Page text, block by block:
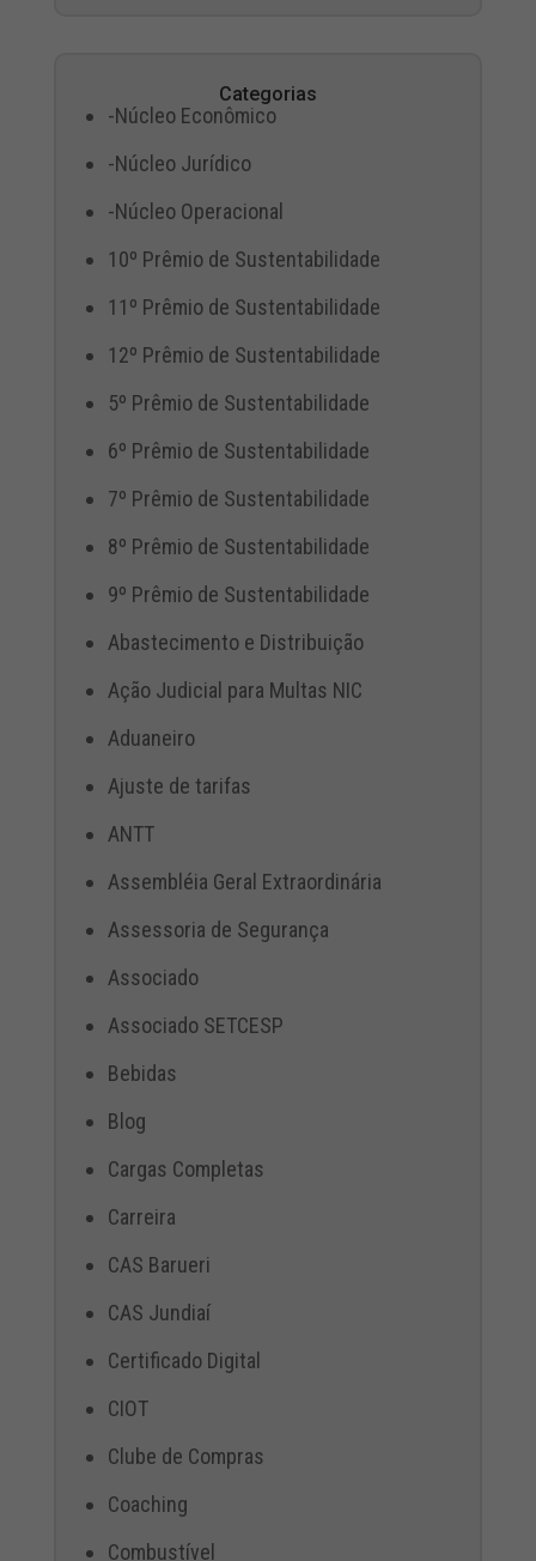
Categorias
-Núcleo Econômico
-Núcleo Jurídico
-Núcleo Operacional
10º Prêmio de Sustentabilidade
11º Prêmio de Sustentabilidade
12º Prêmio de Sustentabilidade
5º Prêmio de Sustentabilidade
6º Prêmio de Sustentabilidade
7º Prêmio de Sustentabilidade
8º Prêmio de Sustentabilidade
9º Prêmio de Sustentabilidade
Abastecimento e Distribuição
Ação Judicial para Multas NIC
Aduaneiro
Ajuste de tarifas
ANTT
Assembléia Geral Extraordinária
Assessoria de Segurança
Associado
Associado SETCESP
Bebidas
Blog
Cargas Completas
Carreira
CAS Barueri
CAS Jundiaí
Certificado Digital
CIOT
Clube de Compras
Coaching
Combustível